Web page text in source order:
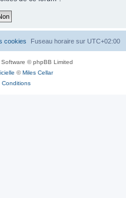
Fuseau horaire sur UTC+02:00
cookies
© phpBB Limited
©Miles Cellar
Conditions